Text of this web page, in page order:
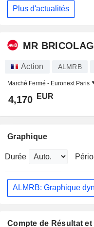
Plus d'actualités
MR
Action ALMRB
Marché Fermé - Euronext Paris
4,170 EUR
Graphique
Durée
ALMRB: Graphique
Compte de Résultat